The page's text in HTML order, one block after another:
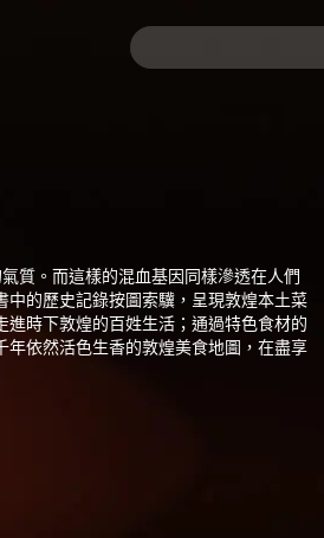
質。而這樣的混血基因同樣滲透在人們
的歷史記錄按圖索驥，呈現敦煌本土菜
時下敦煌的百姓生活；通過特色食材的
依然活色生香的敦煌美食地圖，在盡享